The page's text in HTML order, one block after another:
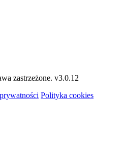
zastrzeżone. v3.0.12
Polityka cookies